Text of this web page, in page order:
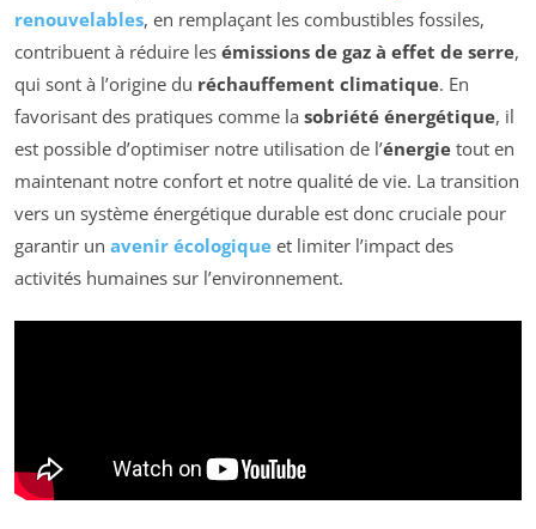
renouvelables, en remplaçant les combustibles fossiles,
contribuent à réduire les émissions de gaz à effet de serre,
qui sont à l’origine du réchauffement climatique. En
favorisant des pratiques comme la sobriété énergétique, il
est possible d’optimiser notre utilisation de l’énergie tout en
maintenant notre confort et notre qualité de vie. La transition
vers un système énergétique durable est donc cruciale pour
garantir un avenir écologique et limiter l’impact des
activités humaines sur l’environnement.